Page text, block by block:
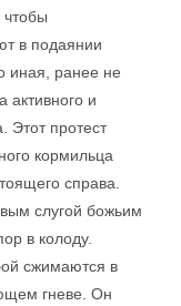
чтобы
в подаянии
иная, ранее не
активного и
Этот протест
кормильца
справа.
слугой божьим
в колоду.
сжимаются в
гневе. Он